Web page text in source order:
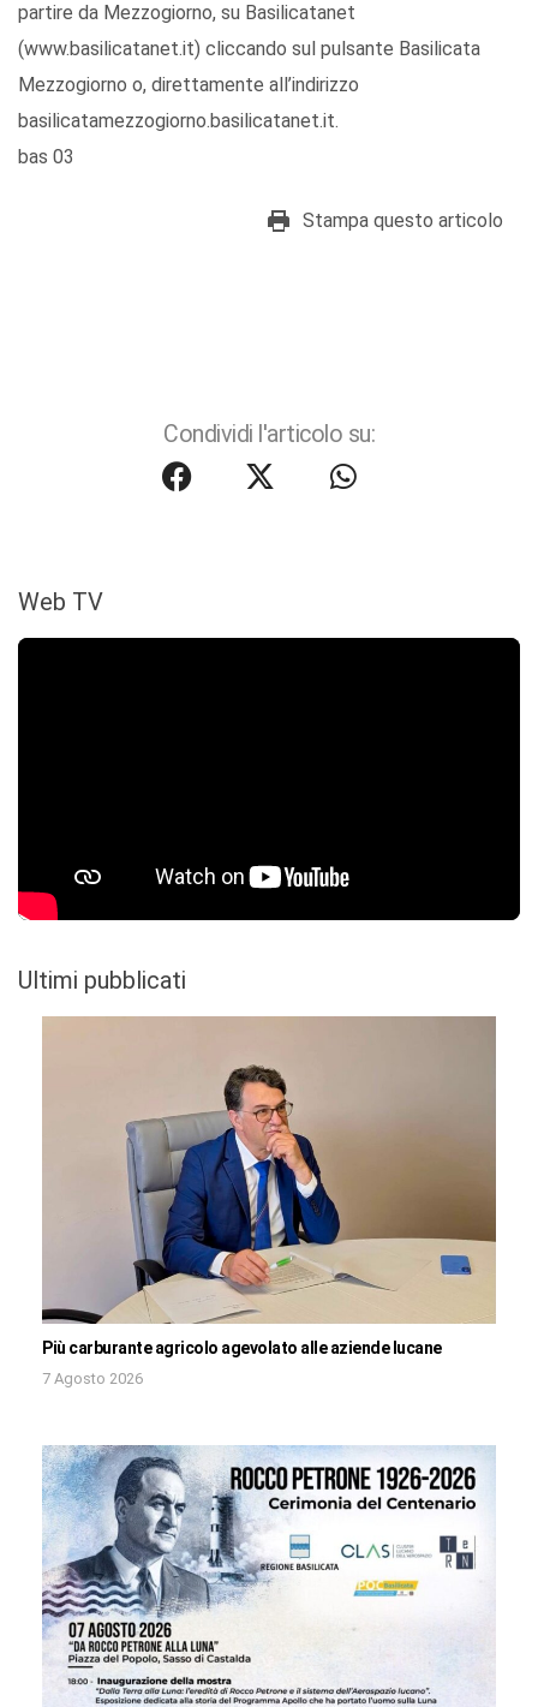
partire da Mezzogiorno, su Basilicatanet
(www.basilicatanet.it) cliccando sul pulsante Basilicata
Mezzogiorno o, direttamente all’indirizzo
basilicatamezzogiorno.basilicatanet.it.
bas 03
Stampa questo articolo
Condividi l'articolo su:
Web TV
Ultimi pubblicati
Più carburante agricolo agevolato alle aziende lucane
7 Agosto 2026